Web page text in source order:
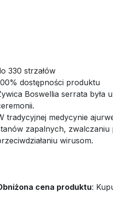
330 strzałów
dostępności produktu
Boswellia serrata była
tradycyjnej medycynie
zapalnych, zwalczaniu
wirusom.
cena produktu: